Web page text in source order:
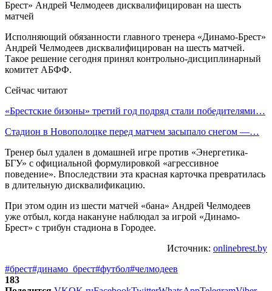
Исполняющий обязанности главного тренера «Динамо-Брест»
Андрей Челмодеев дисквалифицирован на шесть матчей.
Такое решение сегодня принял контрольно-дисциплинарный
комитет АБФФ.
Сейчас читают
«Брестские бизоны» третий год подряд стали победителями…
Стадион в Новополоцке перед матчем засыпало снегом —…
Тренер был удален в домашней игре против «Энергетика-
БГУ» с официальной формулировкой «агрессивное
поведение». Впоследствии эта красная карточка превратилась
в длительную дисквалификацию.
При этом один из шести матчей «бана» Андрей Челмодеев
уже отбыл, когда накануне наблюдал за игрой «Динамо-
Брест» с трибун стадиона в Городее.
Источник: onlinebrest.by
#брест#динамо_брест#футбол#челмодеев
183